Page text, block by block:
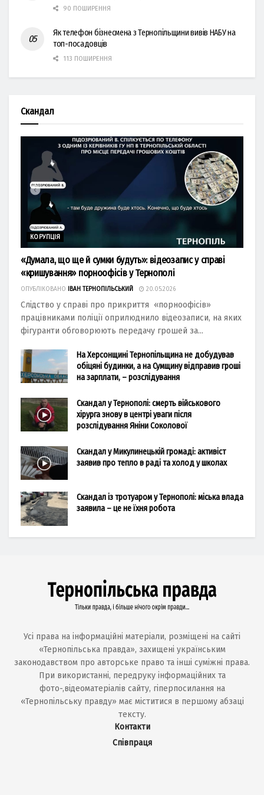
90 ПОШИРЕННЯ
Як телефон бізнесмена з Тернопільщини вивів НАБУ на
топ-посадовців
113 ПОШИРЕННЯ
Скандал
КОРУПЦІЯ
«Думала, що ще й сумки будуть»: відеозапис у справі
«кришування» порноофісів у Тернополі
ОПУБЛІКОВАНО ІВАН ТЕРНОПІЛЬСЬКИЙ 20.05.2026
Слідство у справі про прикриття «порноофісів»
працівниками поліції оприлюднило відеозаписи, на яких
фігуранти обговорюють передачу грошей за...
На Херсонщині Тернопільщина не добудував
обіцяні будинки, а на Сумщину відправив гроші
на зарплати, – розслідування
Скандал у Тернополі: смерть військового
хірурга знову в центрі уваги після
розслідування Яніни Соколової
Скандал у Микулинецькій громаді: активіст
заявив про тепло в раді та холод у школах
Скандал із тротуаром у Тернополі: міська влада
заявила – це не їхня робота
Усі права на інформаційні матеріали, розміщені на сайті
«Тернопільська правда», захищені українським
законодавством про авторське право та інші суміжні права.
При використанні, передруку інформаційних та
фото-,відеоматеріалів сайту, гіперпосилання на
«Тернопільську правду» має міститися в першому абзаці
тексту.
Контакти
Співпраця